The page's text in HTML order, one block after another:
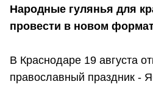
Народные гулянья для
провести в новом
В Краснодаре 19 августа
православный праздник -